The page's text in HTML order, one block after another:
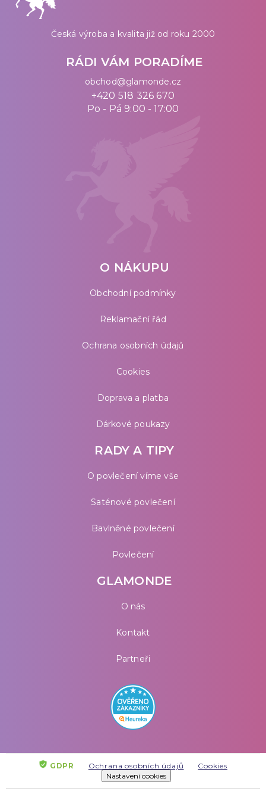
Česká výroba a kvalita již od roku 2000
RÁDI VÁM PORADÍME
obchod@glamonde.cz
+420 518 326 670
Po - Pá 9:00 - 17:00
O NÁKUPU
Obchodní podmínky
Reklamační řád
Ochrana osobních údajů
Cookies
Doprava a platba
Dárkové poukazy
RADY A TIPY
O povlečení víme vše
Saténové povlečení
Bavlněné povlečení
Povlečení
GLAMONDE
O nás
Kontakt
Partneři
GDPR Ochrana osobních údajů
Cookies
Nastavení cookies